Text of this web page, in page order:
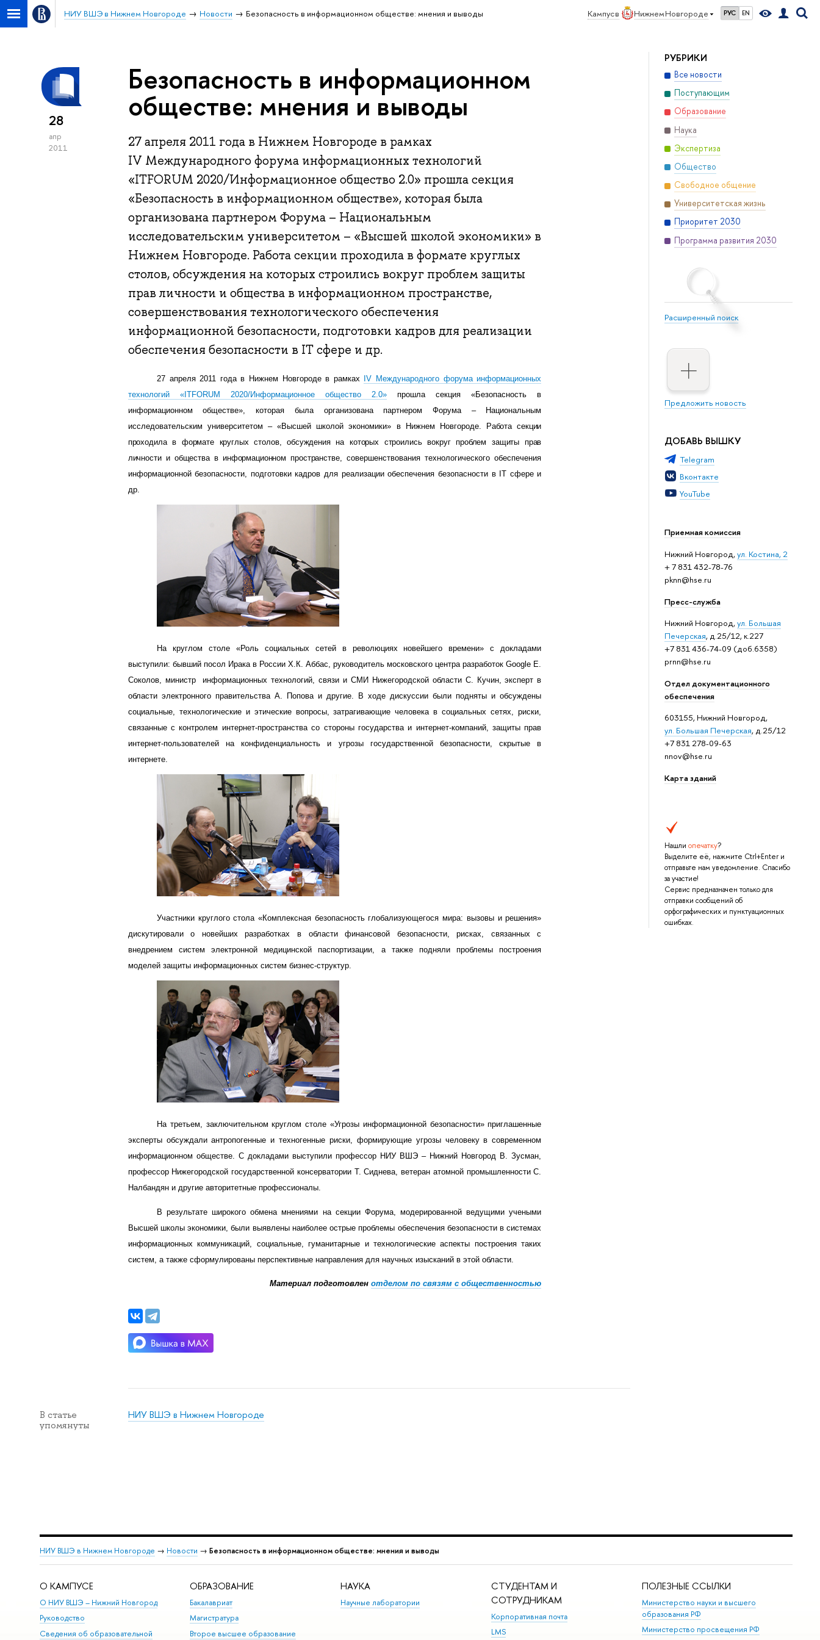
Кампус в Нижнем Новгороде РУС EN
НИУ ВШЭ в Нижнем Новгороде Новости Безопасность в информационном обществе: мнения и выводы
РУБРИКИ
Все новости
Поступающим
Образование
Наука
Экспертиза
Общество
Свободное общение
Университетская жизнь
Приоритет 2030
Программа развития 2030
Расширенный поиск
Предложить новость
ДОБАВЬ ВЫШКУ
Telegram
Вконтакте
YouTube
Приемная комиссия
Нижний Новгород,ул. Костина, 2
+ 7 831 432-78-76
pknn@hse.ru
Пресс-служба
Нижний Новгород,ул. Большая
Печерская, д.25/12, к.227
+7 831 436-74-09 (доб.6358)
prnn@hse.ru
Отдел документационного
обеспечения
603155, Нижний Новгород,
ул. Большая Печерская, д.25/12
+7 831 278-09-63
nnov@hse.ru
Карта зданий
Нашли опечатку?
Выделите её, нажмите Ctrl+Enter и
отправьте нам уведомление. Спасибо
за участие!
Сервис предназначен только для
отправки сообщений об
орфографических и пунктуационных
ошибках.
28
апр
2011
Безопасность в информационном
обществе: мнения и выводы
27 апреля 2011 года в Нижнем Новгороде в рамках
IV Международного форума информационных технологий
«ITFORUM 2020/Информационное общество 2.0» прошла секция
«Безопасность в информационном обществе», которая была
организована партнером Форума – Национальным
исследовательским университетом – «Высшей школой экономики» в
Нижнем Новгороде. Работа секции проходила в формате круглых
столов, обсуждения на которых строились вокруг проблем защиты
прав личности и общества в информационном пространстве,
совершенствования технологического обеспечения
информационной безопасности, подготовки кадров для реализации
обеспечения безопасности в IT сфере и др.
27 апреля 2011 года в Нижнем Новгороде в рамках IV Международного форума информационных
технологий «ITFORUM 2020/Информационное общество 2.0» прошла секция «Безопасность в
информационном обществе», которая была организована партнером Форума – Национальным
исследовательским университетом – «Высшей школой экономики» в Нижнем Новгороде. Работа секции
проходила в формате круглых столов, обсуждения на которых строились вокруг проблем защиты прав
личности и общества в информационном пространстве, совершенствования технологического обеспечения
информационной безопасности, подготовки кадров для реализации обеспечения безопасности в IT сфере и
др.
На круглом столе «Роль социальных сетей в революциях новейшего времени» с докладами
выступили: бывший посол Ирака в России Х.К. Аббас, руководитель московского центра разработокGoogle Е.
Соколов, министр информационных технологий, связи и СМИ Нижегородской области С. Кучин, эксперт в
области электронного правительства А. Попова и другие. В ходе дискуссии были подняты и обсуждены
социальные, технологические и этические вопросы, затрагивающие человека в социальных сетях, риски,
связанные с контролем интернет-пространства со стороны государства и интернет-компаний, защиты прав
интернет-пользователей на конфиденциальность и угрозы государственной безопасности, скрытые в
интернете.
Участники круглого стола «Комплексная безопасность глобализующегося мира: вызовы и решения»
дискутировали о новейших разработках в области финансовой безопасности, рисках, связанных с
внедрением систем электронной медицинской паспортизации, а также подняли проблемы построения
моделей защиты информационных систем бизнес-структур.
На третьем, заключительном круглом столе «Угрозы информационной безопасности» приглашенные
эксперты обсуждали антропогенные и техногенные риски, формирующие угрозы человеку в современном
информационном обществе. С докладами выступили профессор НИУ ВШЭ – Нижний Новгород В. Зусман,
профессор Нижегородской государственной консерватории Т. Сиднева, ветеран атомной промышленности С.
Налбандян и другие авторитетные профессионалы.
В результате широкого обмена мнениями на секции Форума, модерированной ведущими учеными
Высшей школы экономики, были выявлены наиболее острые проблемы обеспечения безопасности в системах
информационных коммуникаций, социальные, гуманитарные и технологические аспекты построения таких
систем, а также сформулированы перспективные направления для научных изысканий в этой области.
Материал подготовленотделом по связям с общественностью
В статье
упомянуты
НИУ ВШЭ в Нижнем Новгороде
НИУ ВШЭ в Нижнем Новгороде → Новости → Безопасность в информационном обществе: мнения и выводы
О КАМПУСЕ
О НИУ ВШЭ – Нижний Новгород
Руководство
Сведения об образовательной
ОБРАЗОВАНИЕ
Бакалавриат
Магистратура
Второе высшее образование
НАУКА
Научные лаборатории
СТУДЕНТАМ И
СОТРУДНИКАМ
Корпоративная почта
LMS
ПОЛЕЗНЫЕ ССЫЛКИ
Министерство науки и высшего
образования РФ
Министерство просвещения РФ